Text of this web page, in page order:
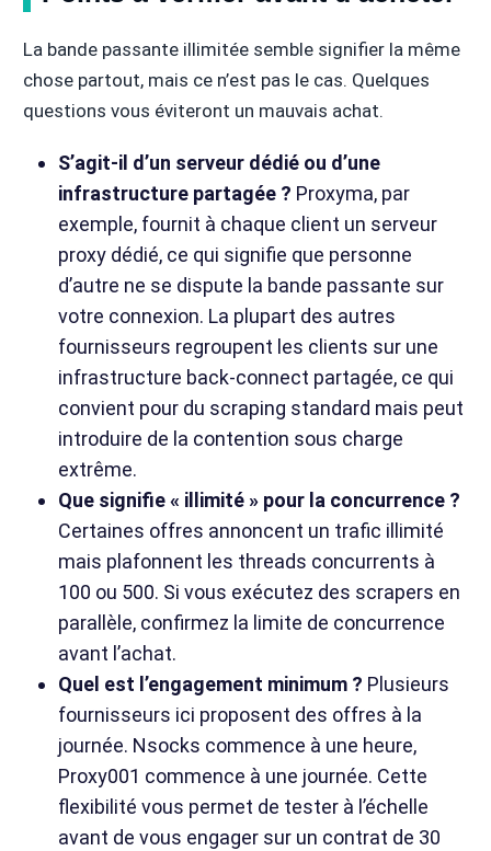
La bande passante illimitée semble signifier la même
chose partout, mais ce n’est pas le cas. Quelques
questions vous éviteront un mauvais achat.
S’agit-il d’un serveur dédié ou d’une
infrastructure partagée ? Proxyma, par
exemple, fournit à chaque client un serveur
proxy dédié, ce qui signifie que personne
d’autre ne se dispute la bande passante sur
votre connexion. La plupart des autres
fournisseurs regroupent les clients sur une
infrastructure back-connect partagée, ce qui
convient pour du scraping standard mais peut
introduire de la contention sous charge
extrême.
Que signifie « illimité » pour la concurrence ?
Certaines offres annoncent un trafic illimité
mais plafonnent les threads concurrents à
100 ou 500. Si vous exécutez des scrapers en
parallèle, confirmez la limite de concurrence
avant l’achat.
Quel est l’engagement minimum ? Plusieurs
fournisseurs ici proposent des offres à la
journée. Nsocks commence à une heure,
Proxy001 commence à une journée. Cette
flexibilité vous permet de tester à l’échelle
avant de vous engager sur un contrat de 30